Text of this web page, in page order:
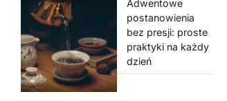
Adwentowe
postanowienia
bez presji: proste
praktyki na każdy
dzień